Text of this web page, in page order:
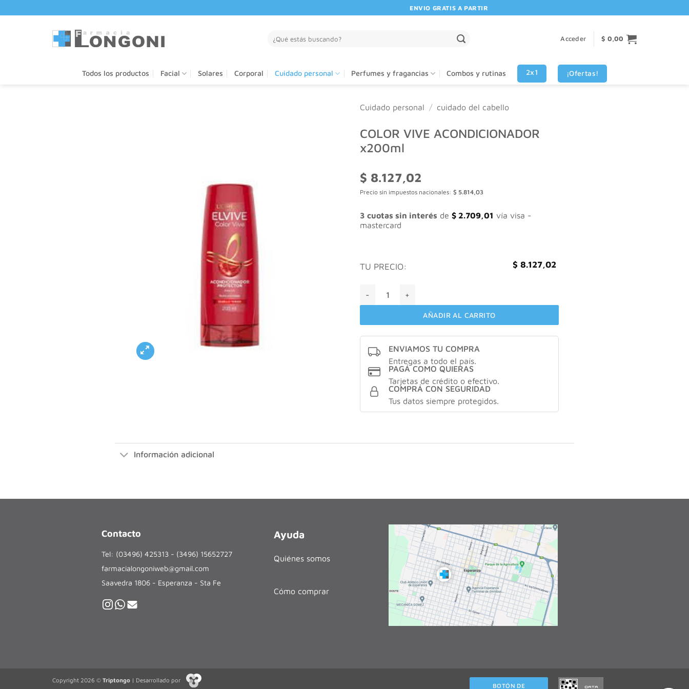
al
ENVIO GRATIS A PARTIR DE $80.000! 🚚 | 💳 3 CUOTAS SIN INTERES VISA - MASTERCARD
por:
Acceder $ 0,00
Todos los productos Facial Solares Corporal Cuidado personal Perfumes y fragancias Combos y rutinas 2x1 ¡Ofertas!
Cuidado personal / cuidado del cabello
COLOR VIVE ACONDICIONADOR
x200ml
$ 8.127,02
Precio sin impuestos nacionales: $ 5.814,03
3 cuotas sin interés de $ 2.709,01 vía visa -
mastercard
TU PRECIO: $ 8.127,02
AÑADIR AL CARRITO
ENVIAMOS TU COMPRA
Entregas a todo el país.
PAGÁ COMO QUIERAS
Tarjetas de crédito o efectivo.
COMPRÁ CON SEGURIDAD
Tus datos siempre protegidos.
Información adicional
Contacto
Tel: (03496) 425313 - (3496) 15652727
farmacialongoniweb@gmail.com
Saavedra 1806 - Esperanza - Sta Fe
Ayuda
Quiénes somos
Cómo comprar
BOTÓN DE
Copyright 2026 © Triptongo | Desarrollado por